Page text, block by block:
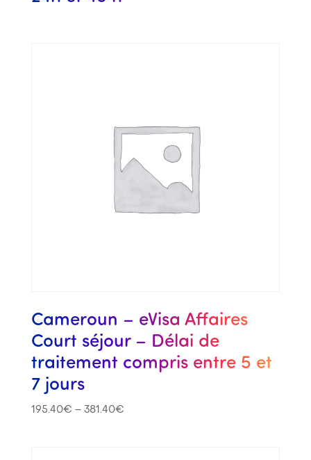
Cameroun – eVisa Affaires
Court séjour – Délai de
traitement compris entre 5 et
7 jours
195.40€ – 381.40€